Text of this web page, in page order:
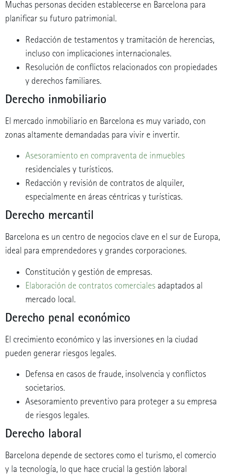
Muchas personas deciden establecerse en Barcelona para
planificar su futuro patrimonial.
Redacción de testamentos y tramitación de herencias,
incluso con implicaciones internacionales.
Resolución de conflictos relacionados con propiedades
y derechos familiares.
Derecho inmobiliario
El mercado inmobiliario en Barcelona es muy variado, con
zonas altamente demandadas para vivir e invertir.
Asesoramiento en compraventa de inmuebles
residenciales y turísticos.
Redacción y revisión de contratos de alquiler,
especialmente en áreas céntricas y turísticas.
Derecho mercantil
Barcelona es un centro de negocios clave en el sur de Europa,
ideal para emprendedores y grandes corporaciones.
Constitución y gestión de empresas.
Elaboración de contratos comerciales adaptados al
mercado local.
Derecho penal económico
El crecimiento económico y las inversiones en la ciudad
pueden generar riesgos legales.
Defensa en casos de fraude, insolvencia y conflictos
societarios.
Asesoramiento preventivo para proteger a su empresa
de riesgos legales.
Derecho laboral
Barcelona depende de sectores como el turismo, el comercio
y la tecnología, lo que hace crucial la gestión laboral